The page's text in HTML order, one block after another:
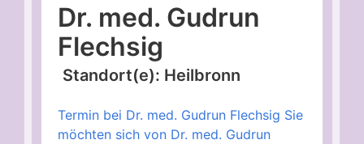
Dr. med. Gudrun
Flechsig
Standort(e): Heilbronn
Termin bei Dr. med. Gudrun Flechsig Sie
möchten sich von Dr. med. Gudrun